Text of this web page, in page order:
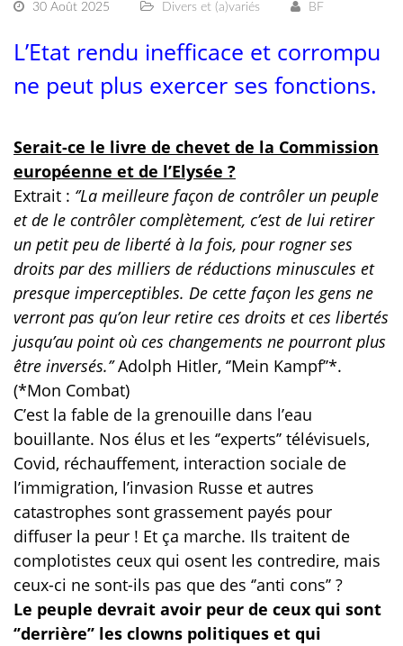
30 Août 2025 Divers et (a)variés BF
L’Etat rendu inefficace et corrompu
ne peut plus exercer ses fonctions.
Serait-ce le livre de chevet de la Commission
européenne et de l’Elysée ?
Extrait : ‘’La meilleure façon de contrôler un peuple
et de le contrôler complètement, c’est de lui retirer
un petit peu de liberté à la fois, pour rogner ses
droits par des milliers de réductions minuscules et
presque imperceptibles. De cette façon les gens ne
verront pas qu’on leur retire ces droits et ces libertés
jusqu’au point où ces changements ne pourront plus
être inversés.’’Adolph Hitler, ‘’Mein Kampf’’*.
(*Mon Combat)
C’est la fable de la grenouille dans l’eau
bouillante. Nos élus et les ‘’experts’’ télévisuels,
Covid, réchauffement, interaction sociale de
l’immigration, l’invasion Russe et autres
catastrophes sont grassement payés pour
diffuser la peur ! Et ça marche. Ils traitent de
complotistes ceux qui osent les contredire, mais
ceux-ci ne sont-ils pas que des ‘’anti cons’’ ?
Le peuple devrait avoir peur de ceux qui sont
‘’derrière’’ les clowns politiques et qui